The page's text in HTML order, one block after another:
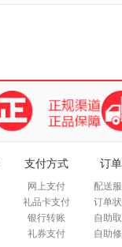
支付方式
网上支付
礼品卡支付
银行转账
礼券支付
订
配送
订单
自助
自助